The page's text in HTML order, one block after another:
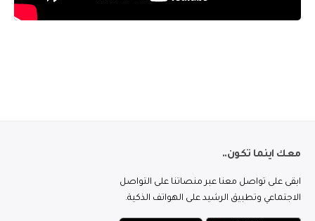
معك اينما تكون..
ابقى على تواصل معنا عبر منصاتنا على التواصل
الاجتماعي وتطبيق الرشيد على الهواتف الذكية.